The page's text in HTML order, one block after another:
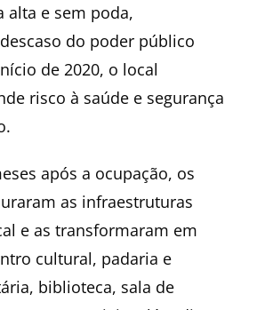
alta e sem poda,
do poder público
de 2020, o local
risco à saúde e segurança
após a ocupação, os
as infraestruturas
e as transformaram em
cultural, padaria e
biblioteca, sala de